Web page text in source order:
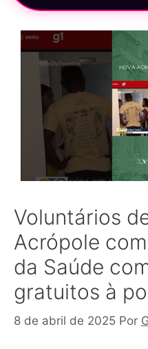
Voluntários
Acrópole
da Saúde
gratuitos à
8 de abril de 2025 Por